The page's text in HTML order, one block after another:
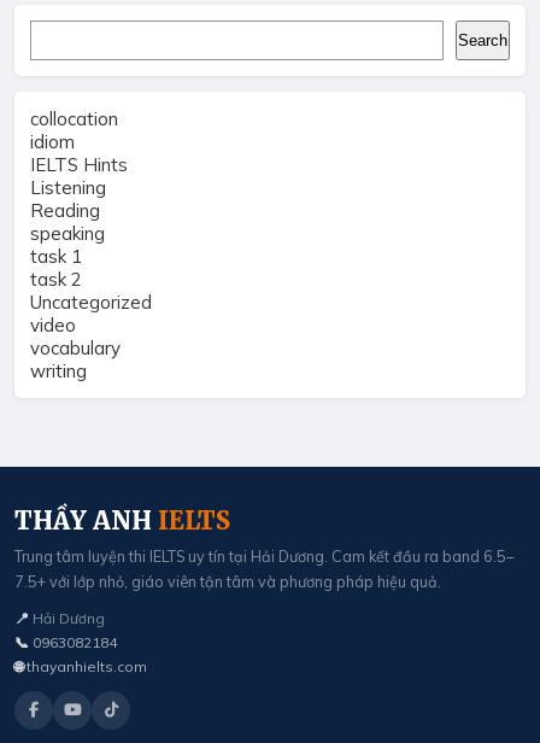
Search
collocation
idiom
IELTS Hints
Listening
Reading
speaking
task 1
task 2
Uncategorized
video
vocabulary
writing
THẦY ANH IELTS
Trung tâm luyện thi IELTS uy tín tại Hải Dương. Cam kết đầu ra band 6.5–
7.5+ với lớp nhỏ, giáo viên tận tâm và phương pháp hiệu quả.
📍 Hải Dương
📞 0963082184
🌐 thayanhielts.com